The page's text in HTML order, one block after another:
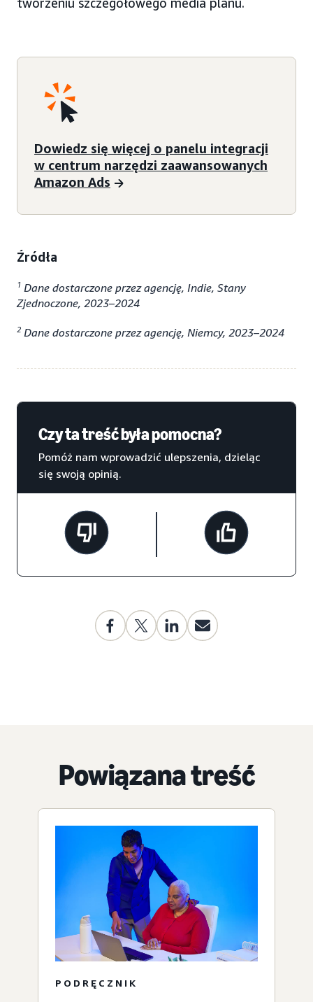
Dowiedz się więcej o panelu integracji
w centrum narzędzi zaawansowanych
Amazon Ads
Źródła
1 Dane dostarczone przez agencję, Indie, Stany
Zjednoczone, 2023–2024
2 Dane dostarczone przez agencję, Niemcy, 2023–2024
Czy ta treść była pomocna?
Pomóż nam wprowadzić ulepszenia, dzieląc
się swoją opinią.
Powiązana treść
PODRĘCZNIK